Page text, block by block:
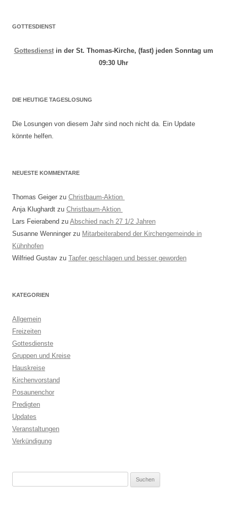
GOTTESDIENST
Gottesdienstin der St. Thomas-Kirche, (fast) jeden Sonntag um
09:30 Uhr
DIE HEUTIGE TAGESLOSUNG
Die Losungen von diesem Jahr sind noch nicht da. Ein Update
könnte helfen.
NEUESTE KOMMENTARE
Thomas Geiger zu Christbaum-Aktion
Anja Klughardt zu Christbaum-Aktion
Lars Feierabend zu Abschied nach 27 1/2 Jahren
Susanne Wenninger zu Mitarbeiterabend der Kirchengemeinde in
Kühnhofen
Wilfried Gustav zu Tapfer geschlagen und besser geworden
KATEGORIEN
Allgemein
Freizeiten
Gottesdienste
Gruppen und Kreise
Hauskreise
Kirchenvorstand
Posaunenchor
Predigten
Updates
Veranstaltungen
Verkündigung